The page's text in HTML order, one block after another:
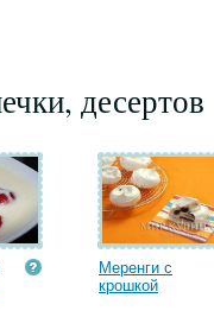
десертов
Меренги с
крошкой